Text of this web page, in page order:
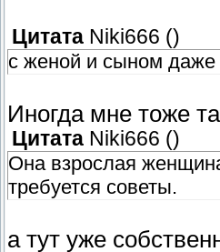
Цитата Niki666 ()
с женой и сыном даже
Иногда мне тоже
Цитата Niki666 ()
Она взрослая
требуется советы.
а тут уже